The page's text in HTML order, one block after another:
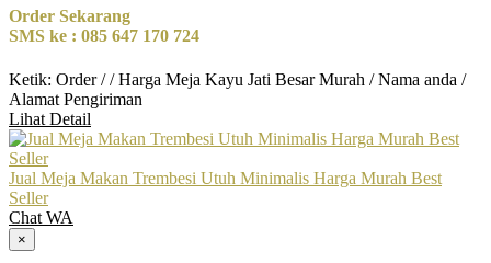
Order Sekarang
SMS ke : 085 647 170 724
Ketik: Order / / Harga Meja Kayu Jati Besar Murah / Nama anda /
Alamat Pengiriman
Lihat Detail
Jual Meja Makan Trembesi Utuh Minimalis Harga Murah Best
Seller
Chat WA
×